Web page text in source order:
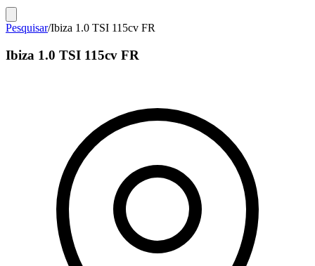
Pesquisar/Ibiza 1.0 TSI 115cv FR
Ibiza 1.0 TSI 115cv FR